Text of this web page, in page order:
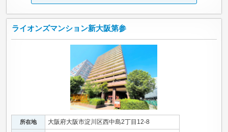
ライオンズマンション新大阪第参
所在地 大阪府大阪市淀川区西中島2丁目12-8